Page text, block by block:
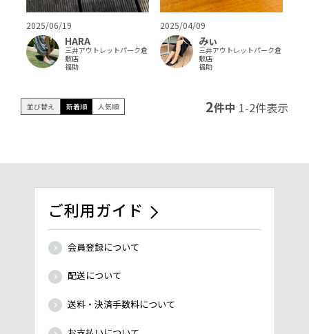
2025/06/19
HARA
三井アウトレットパーク倉
敷店
福助
2025/04/09
みぃ
三井アウトレットパーク倉
敷店
福助
並び替え 新着順 人気順 2件中 1-2件表示
ご利用ガイド
会員登録について
配送について
送料・決済手数料について